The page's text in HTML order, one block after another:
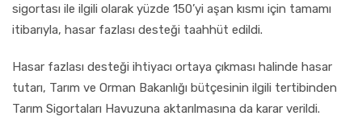
sigortası ile ilgili olarak yüzde 150’yi aşan kısmı için tamamı
itibarıyla, hasar fazlası desteği taahhüt edildi.
Hasar fazlası desteği ihtiyacı ortaya çıkması halinde hasar
tutarı, Tarım ve Orman Bakanlığı bütçesinin ilgili tertibinden
Tarım Sigortaları Havuzuna aktarılmasına da karar verildi.